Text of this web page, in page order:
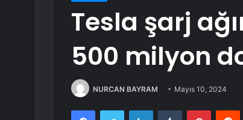
Tesla şarj
500 milyon
NURCAN BAYRAM Mayıs 10, 2024
FacebookTwitter LinkedInTumblr Pinterest